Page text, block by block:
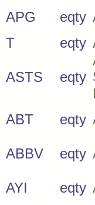
APG eqty
T eqty
ASTS eqty
ABT eqty
ABBV eqty
AYI eqty